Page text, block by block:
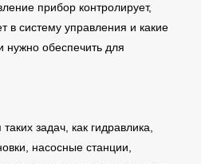
прибор контролирует,
в систему управления и какие
нужно обеспечить для
задач, как гидравлика,
насосные станции,